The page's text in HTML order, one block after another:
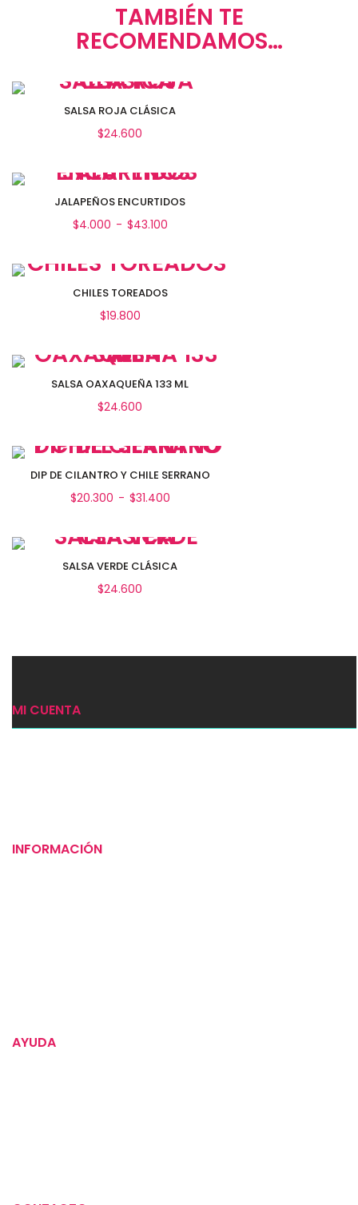
TAMBIÉN TE
RECOMENDAMOS…
SALSA ROJA CLÁSICA
$24.600
JALAPEÑOS ENCURTIDOS
$4.000 - $43.100
DESDE
CHILES TOREADOS
$19.800
Añadir al carrito
SALSA OAXAQUEÑA 133 ML
$24.600
DIP DE CILANTRO Y CHILE SERRANO
$20.300 - $31.400
DESDE
$20.300
SALSA VERDE CLÁSICA
$24.600
MI CUENTA
INFORMACIÓN
AYUDA